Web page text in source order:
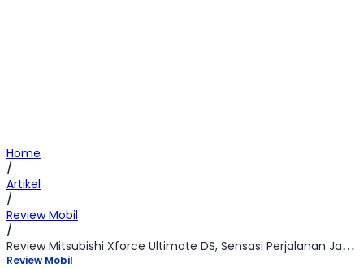
Home
/
Artikel
/
Review Mobil
/
Review Mitsubishi Xforce Ultimate DS, Sensasi Perjalanan Jakarta-Sentul jadi Penumpang Belakang!
Review Mobil